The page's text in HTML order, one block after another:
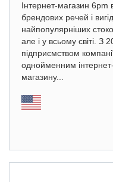
Інтернет-магазин
брендових речей і
найпопулярніших
але і у всьому світі. З
підприємством
однойменним
магазину...